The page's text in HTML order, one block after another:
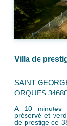
un
cette villa
un parc arboré de